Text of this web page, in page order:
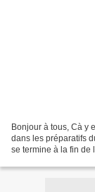
Bonjour à tous, Cà y
dans les préparatifs
se termine à la fin de